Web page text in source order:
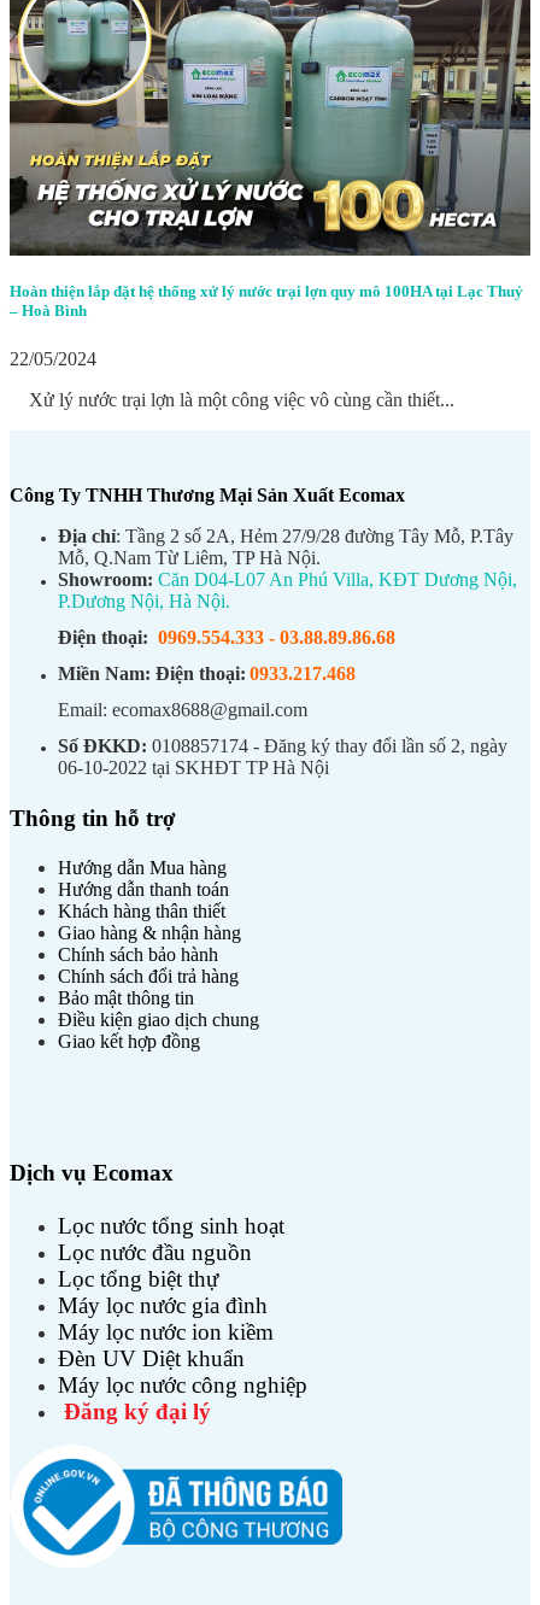
Hoàn thiện lắp đặt hệ thống xử lý nước trại lợn quy mô 100HA tại Lạc Thuỷ
– Hoà Bình
22/05/2024
Xử lý nước trại lợn là một công việc vô cùng cần thiết...
Công Ty TNHH Thương Mại Sản Xuất Ecomax
Địa chỉ: Tầng 2 số 2A, Hẻm 27/9/28 đường Tây Mỗ, P.Tây
Mỗ, Q.Nam Từ Liêm, TP Hà Nội.
Showroom: Căn D04-L07 An Phú Villa, KĐT Dương Nội,
P.Dương Nội, Hà Nội.
Điện thoại: 0969.554.333 - 03.88.89.86.68
Miền Nam: Điện thoại: 0933.217.468
Email: ecomax8688@gmail.com
Số ĐKKD: 0108857174 - Đăng ký thay đổi lần số 2, ngày
06-10-2022 tại SKHĐT TP Hà Nội
Thông tin hỗ trợ
Hướng dẫn Mua hàng
Hướng dẫn thanh toán
Khách hàng thân thiết
Giao hàng & nhận hàng
Chính sách bảo hành
Chính sách đổi trả hàng
Bảo mật thông tin
Điều kiện giao dịch chung
Giao kết hợp đồng
Dịch vụ Ecomax
Lọc nước tổng sinh hoạt
Lọc nước đầu nguồn
Lọc tổng biệt thự
Máy lọc nước gia đình
Máy lọc nước ion kiềm
Đèn UV Diệt khuẩn
Máy lọc nước công nghiệp
Đăng ký đại lý